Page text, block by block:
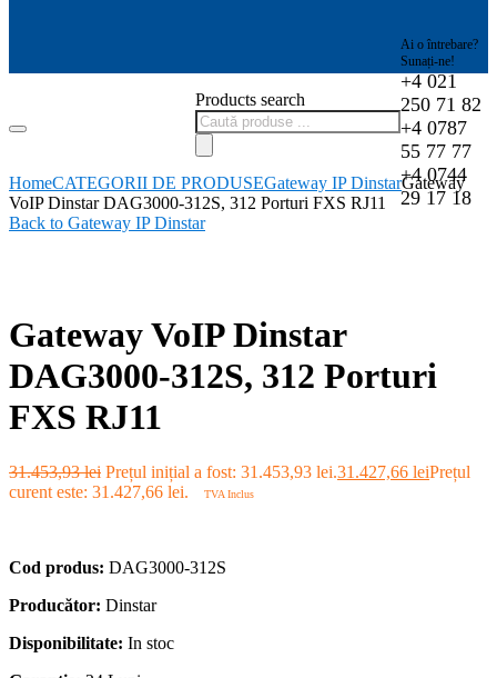
Products search
Ai o întrebare?
Sunați-ne!
+4 021
250 71 82
+4 0787
55 77 77
+4 0744
29 17 18
HomeCATEGORII DE PRODUSEGateway IP DinstarGateway
VoIP Dinstar DAG3000-312S, 312 Porturi FXS RJ11
Back to Gateway IP Dinstar
Gateway VoIP Dinstar
DAG3000-312S, 312 Porturi
FXS RJ11
31.453,93lei Prețul inițial a fost: 31.453,93 lei.31.427,66 leiPrețul
curent este: 31.427,66 lei.
TVA Inclus
Cod produs: DAG3000-312S
Producător: Dinstar
Disponibilitate: In stoc